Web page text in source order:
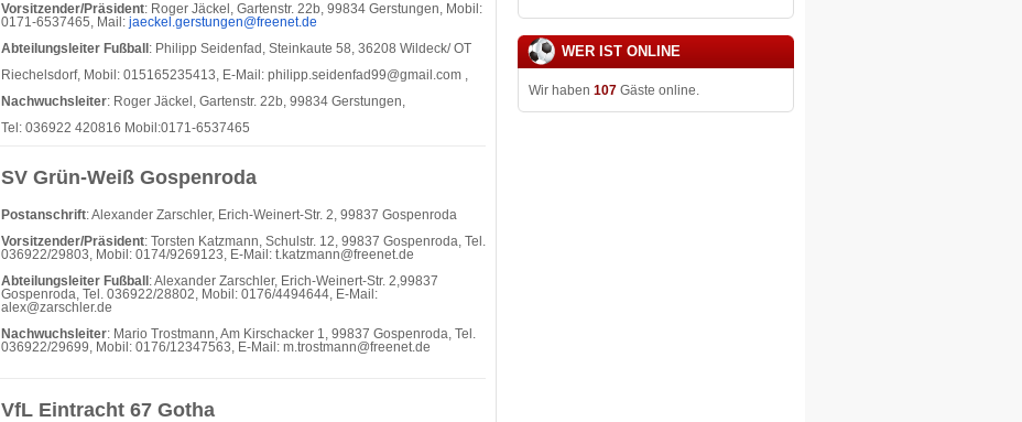
Vorsitzender/Präsident: Roger Jäckel, Gartenstr. 22b, 99834 Gerstungen, Mobil:
0171-6537465, Mail: jaeckel.gerstungen@freenet.de
Abteilungsleiter Fußball : Philipp Seidenfad, Steinkaute 58, 36208 Wildeck/ OT
Riechelsdorf, Mobil: 015165235413, E-Mail: philipp.seidenfad99@gmail.com ,
Nachwuchsleiter: Roger Jäckel, Gartenstr. 22b, 99834 Gerstungen,
Tel: 036922 420816 Mobil:0171-6537465
SV Grün-Weiß Gospenroda
Postanschrift: Alexander Zarschler, Erich-Weinert-Str. 2, 99837 Gospenroda
Vorsitzender/Präsident: Torsten Katzmann, Schulstr. 12, 99837 Gospenroda, Tel.
036922/29803, Mobil: 0174/9269123, E-Mail: t.katzmann@freenet.de
Abteilungsleiter Fußball : Alexander Zarschler, Erich-Weinert-Str. 2,99837
Gospenroda, Tel. 036922/28802, Mobil: 0176/4494644, E-Mail:
alex@zarschler.de
Nachwuchsleiter: Mario Trostmann, Am Kirschacker 1, 99837 Gospenroda, Tel.
036922/29699, Mobil: 0176/12347563, E-Mail: m.trostmann@freenet.de
VfL Eintracht 67 Gotha
WER IST ONLINE
Wir haben 107Gäste online.